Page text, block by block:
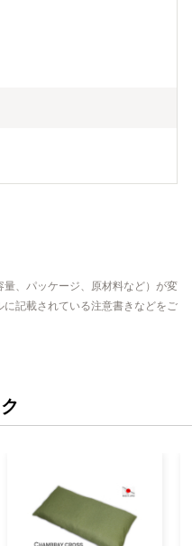
、パッケージ、原材料など）が変
記載されている注意書きなどをご